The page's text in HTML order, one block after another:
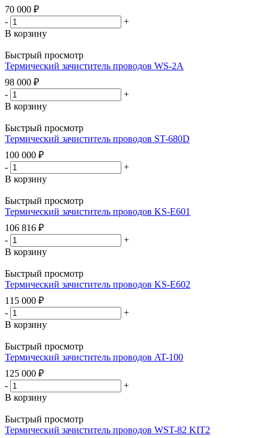
70 000 ₽
-
+
В корзину
Быстрый просмотр
Термический зачиститель проводов WS-2A
98 000 ₽
-
+
В корзину
Быстрый просмотр
Термический зачиститель проводов ST-680D
100 000 ₽
-
+
В корзину
Быстрый просмотр
Термический зачиститель проводов KS-E601
106 816 ₽
-
+
В корзину
Быстрый просмотр
Термический зачиститель проводов KS-E602
115 000 ₽
-
+
В корзину
Быстрый просмотр
Термический зачиститель проводов AT-100
125 000 ₽
-
+
В корзину
Быстрый просмотр
Термический зачиститель проводов WST-82 KIT2